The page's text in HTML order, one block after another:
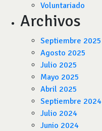
Voluntariado
Archivos
Septiembre 2025
Agosto 2025
Julio 2025
Mayo 2025
Abril 2025
Septiembre 2024
Julio 2024
Junio 2024